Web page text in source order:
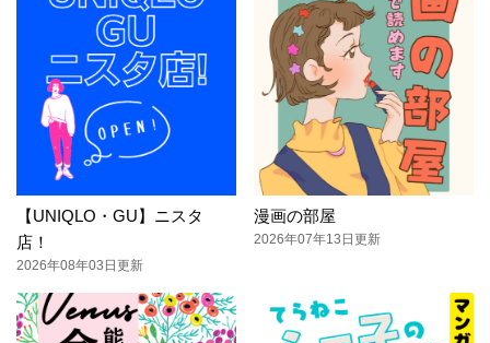
【UNIQLO・GU】ニスタ
店！
2026年08年03日更新
漫画の部屋
2026年07年13日更新